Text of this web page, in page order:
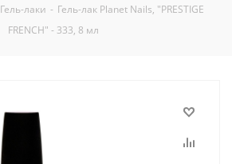
Гель-лаки - Гель-лак Planet Nails, "PRESTIGE
FRENCH" - 333, 8 мл